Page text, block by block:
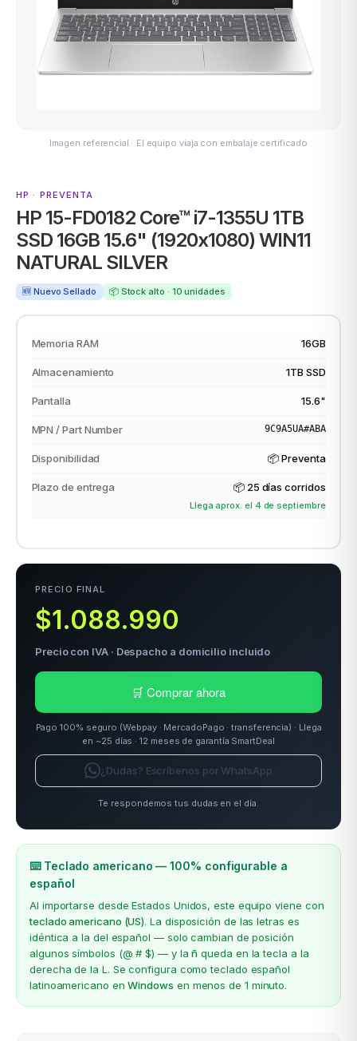
ACER
Imagen referencial · El equipo viaja con embalaje certificado
HP · PREVENTA
HP 15-FD0182 Core™ i7-1355U 1TB
SSD 16GB 15.6" (1920x1080) WIN11
NATURAL SILVER
🆕 Nuevo Sellado 📦 Stock alto · 10 unidades
Memoria RAM 16GB
Almacenamiento 1TB SSD
Pantalla 15.6"
MPN / Part Number 9C9A5UA#ABA
Disponibilidad 📦 Preventa
Plazo de entrega 📦 25 días corridos
Llega aprox. el 4 de septiembre
PRECIO FINAL
$1.088.990
Precio con IVA · Despacho a domicilio incluido
🛒 Comprar ahora
Pago 100% seguro (Webpay · MercadoPago · transferencia) · Llega
en ~25 días · 12 meses de garantía SmartDeal
¿Dudas? Escríbenos por WhatsApp
Te respondemos tus dudas en el día.
⌨️ Teclado americano — 100% configurable a
español
Al importarse desde Estados Unidos, este equipo viene con
teclado americano (US). La disposición de las letras es
idéntica a la del español — solo cambian de posición
algunos símbolos (@ # $) — y lañ queda en la tecla a la
derecha de la L. Se configura como teclado español
latinoamericano enWindows en menos de 1 minuto.